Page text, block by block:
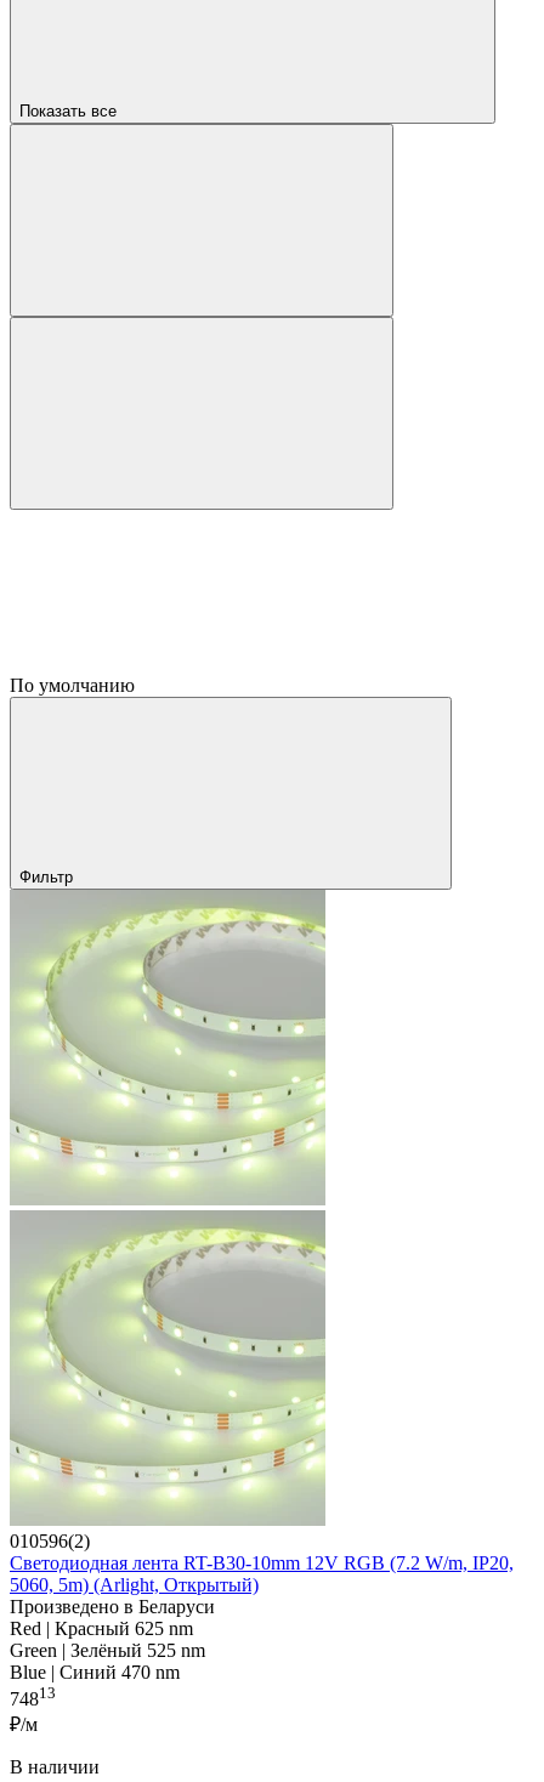
Показать все
По умолчанию
Фильтр
010596(2)
Светодиодная лента RT-B30-10mm 12V RGB (7.2 W/m, IP20,
5060, 5m) (Arlight, Открытый)
Произведено в Беларуси
Red | Красный 625 nm
Green | Зелёный 525 nm
Blue | Синий 470 nm
74813
₽/м
В наличии